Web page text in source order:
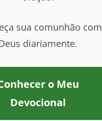
sua comunhão com
diariamente.
o Meu
Devocional